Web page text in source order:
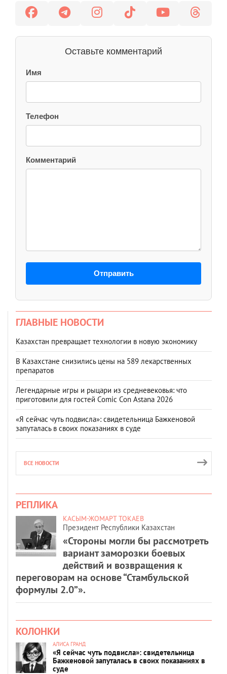
Оставьте комментарий
Имя
Телефон
Комментарий
Отправить
ГЛАВНЫЕ НОВОСТИ
Казахстан превращает технологии в новую экономику
В Казахстане снизились цены на 589 лекарственных
препаратов
Легендарные игры и рыцари из средневековья: что
приготовили для гостей Comic Con Astana 2026
«Я сейчас чуть подвисла»: свидетельница Бажкеновой
запуталась в своих показаниях в суде
ВСЕ НОВОСТИ
РЕПЛИКА
КАСЫМ-ЖОМАРТ ТОКАЕВ
Президент Республики Казахстан
«Стороны могли бы рассмотреть
вариант заморозки боевых
действий и возвращения к
переговорам на основе “Стамбульской
формулы 2.0”».
КОЛОНКИ
АЛИСА ГРАНД
«Я сейчас чуть подвисла»: свидетельница
Бажкеновой запуталась в своих показаниях в
суде